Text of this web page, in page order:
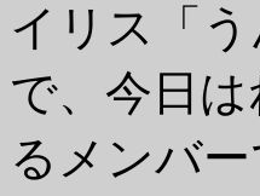
イリス「
で、今日
るメンバ